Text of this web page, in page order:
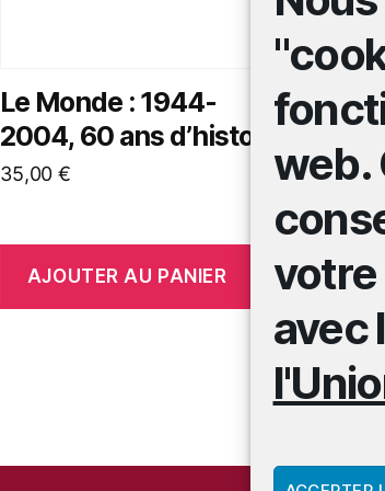
web.
avec
Le Monde : 1944-
2004, 60 ans d’histoire
35,00 €
AJOUTER AU PANIER